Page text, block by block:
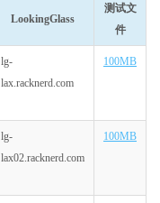
LookingGlass
测试文
件
lg-
lax.racknerd.com
100MB
lg-
lax02.racknerd.com
100MB